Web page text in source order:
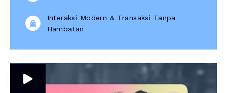
Interaksi Modern & Transaksi Tanpa
Hambatan